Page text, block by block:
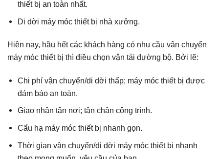
thiết bị an toàn nhất.
Di dời máy móc thiết bị nhà xưởng.
Hiện nay, hầu hết các khách hàng có nhu cầu vận chuyển
máy móc thiết bị thì điều chọn vận tải đường bộ. Bởi lẽ:
Chi phí vận chuyển/di dời thấp; máy móc thiết bị được
đảm bảo an toàn.
Giao nhận tận nơi; tận chân công trình.
Cẩu hạ máy móc thiết bị nhanh gọn.
Thời gian vận chuyển/di dời máy móc thiết bị nhanh